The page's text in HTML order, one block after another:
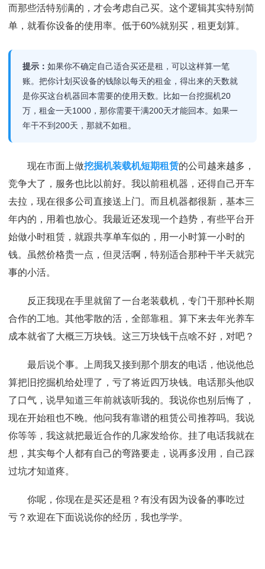
而那些活特别满的，才会考虑自己买。这个逻辑其实特别简
单，就看你设备的使用率。低于60%就别买，租更划算。
提示： 如果你不确定自己适合买还是租，可以这样算一笔
账。把你计划买设备的钱除以每天的租金，得出来的天数就
是你买这台机器回本需要的使用天数。比如一台挖掘机20
万，租金一天1000，那你需要干满200天才能回本。如果一
年干不到200天，那就不如租。
现在市面上做挖掘机装载机短期租赁的公司越来越多，
竞争大了，服务也比以前好。我以前租机器，还得自己开车
去拉，现在很多公司直接送上门。而且机器都很新，基本三
年内的，用着也放心。我最近还发现一个趋势，有些平台开
始做小时租赁，就跟共享单车似的，用一小时算一小时的
钱。虽然价格贵一点，但灵活啊，特别适合那种干半天就完
事的小活。
反正我现在手里就留了一台老装载机，专门干那种长期
合作的工地。其他零散的活，全部靠租。算下来去年光养车
成本就省了大概三万块钱。这三万块钱干点啥不好，对吧？
最后说个事。上周我又接到那个朋友的电话，他说他总
算把旧挖掘机给处理了，亏了将近四万块钱。电话那头他叹
了口气，说早知道三年前就该听我的。我说你也别后悔了，
现在开始租也不晚。他问我有靠谱的租赁公司推荐吗。我说
你等等，我这就把最近合作的几家发给你。挂了电话我就在
想，其实每个人都有自己的弯路要走，说再多没用，自己踩
过坑才知道疼。
你呢，你现在是买还是租？有没有因为设备的事吃过
亏？欢迎在下面说说你的经历，我也学学。